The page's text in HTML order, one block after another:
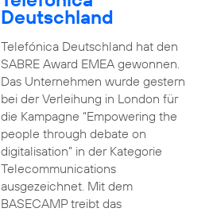
Deutschland
Telefónica Deutschland hat den
SABRE Award EMEA gewonnen.
Das Unternehmen wurde gestern
bei der Verleihung in London für
die Kampagne “Empowering the
people through debate on
digitalisation” in der Kategorie
Telecommunications
ausgezeichnet. Mit dem
BASECAMP treibt das